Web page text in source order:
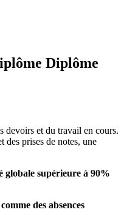
Diplôme
devoirs et du travail en cours.
des prises de notes, une
globale supérieure à 90%
des absences